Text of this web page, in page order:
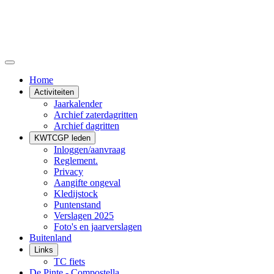
Home
Activiteiten
Jaarkalender
Archief zaterdagritten
Archief dagritten
KWTCGP leden
Inloggen/aanvraag
Reglement.
Privacy
Aangifte ongeval
Kledijstock
Puntenstand
Verslagen 2025
Foto's en jaarverslagen
Buitenland
Links
TC fiets